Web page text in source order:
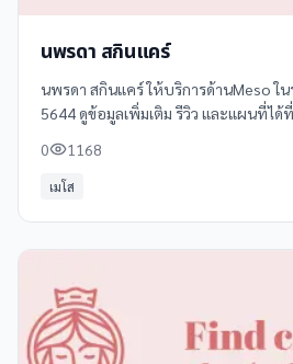
นพรดา สกินแคร์
นพรดา สกินแคร์ ให้บริการด้านMeso ใน
5644 ดูข้อมูลเพิ่มเติม รีวิว และแผนที่ได้
0
1168
เมโส